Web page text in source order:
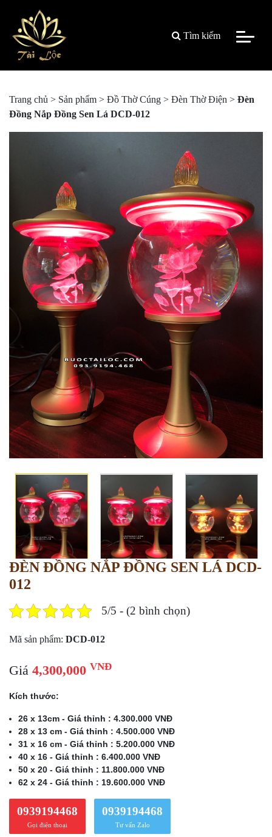
Tìm kiếm
Trang chủ > Sản phẩm > Đồ Thờ Cúng > Đèn Thờ Điện > Đèn
Đồng Nắp Đồng Sen Lá DCD-012
ĐÈN ĐỒNG NẮP ĐỒNG SEN LÁ DCD-
012
5/5 - (2 bình chọn)
Mã sản phẩm: DCD-012
Giá 4,300,000 VNĐ
Kích thước:
26 x 13cm - Giá thỉnh : 4.300.000 VNĐ
28 x 13 cm - Giá thỉnh : 4.500.000 VNĐ
31 x 16 cm - Giá thỉnh : 5.200.000 VNĐ
40 x 16 - Giá thỉnh : 6.400.000 VNĐ
50 x 20 - Giá thỉnh : 11.800.000 VNĐ
62 x 24 - Giá thỉnh : 19.600.000 VNĐ
0939194468
Gọi điện thoại
0939194468
Tư vấn Zalo